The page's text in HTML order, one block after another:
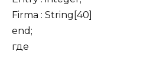
Firma : String[40]
end;
где